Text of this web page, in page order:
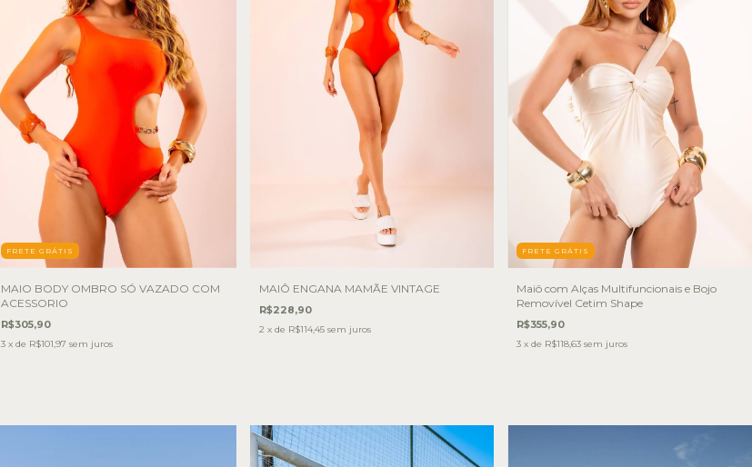
FRETE GRÁTIS
MAIO BODY OMBRO SÓ VAZADO COM
ACESSORIO
R$305,90
3 x de R$101,97 sem juros
MAIÔ ENGANA MAMÃE VINTAGE
R$228,90
2 x de R$114,45 sem juros
FRETE GRÁTIS
Maiô com Alças Multifuncionais e Bojo
Removível Cetim Shape
R$355,90
3 x de R$118,63 sem juros